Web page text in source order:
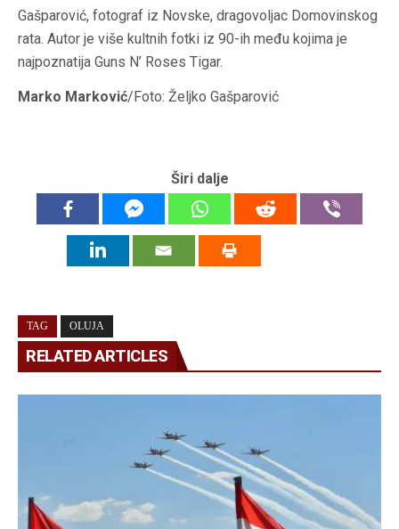
Gašparović, fotograf iz Novske, dragovoljac Domovinskog
rata. Autor je više kultnih fotki iz 90-ih među kojima je
najpoznatija Guns N’ Roses Tigar.
Marko Marković/Foto: Željko Gašparović
Širi dalje
TAG OLUJA
RELATED ARTICLES